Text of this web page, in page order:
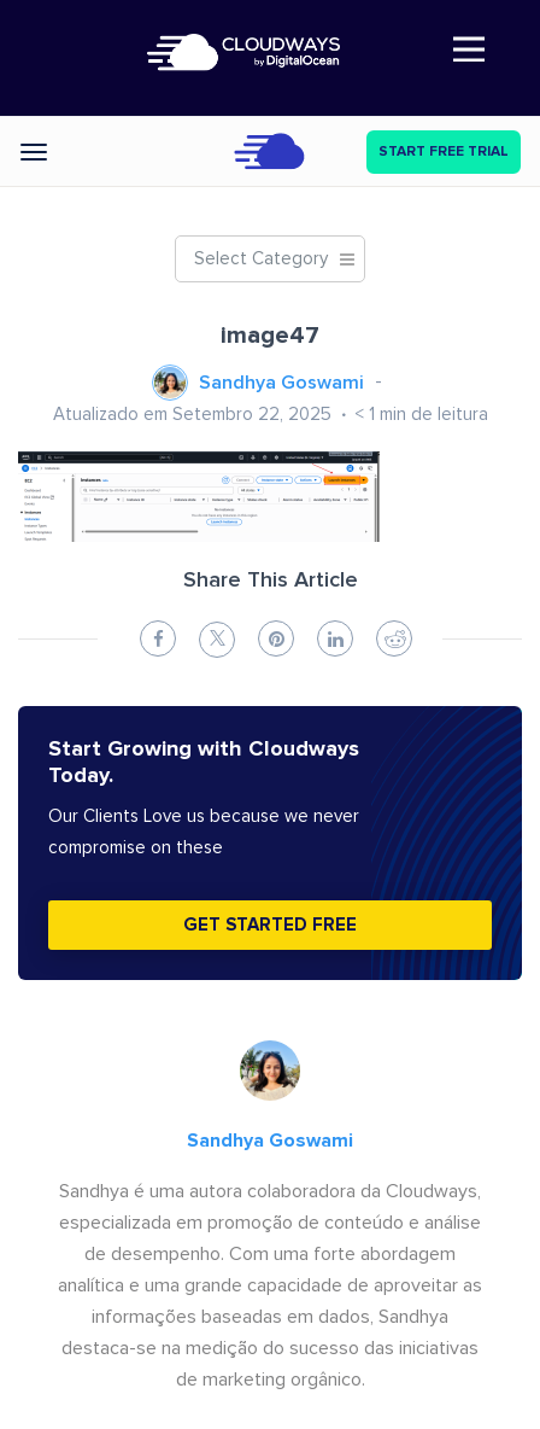
Abre a navegação
Categories START FREE TRIAL
Select Category
image47
Sandhya Goswami
Atualizado em Setembro 22, 2025 < 1 min de leitura
Share This Article
Start Growing with Cloudways
Today.
Our Clients Love us because we never
compromise on these
GET STARTED FREE
Sandhya Goswami
Sandhya é uma autora colaboradora da Cloudways,
especializada em promoção de conteúdo e análise
de desempenho. Com uma forte abordagem
analítica e uma grande capacidade de aproveitar as
informações baseadas em dados, Sandhya
destaca-se na medição do sucesso das iniciativas
de marketing orgânico.